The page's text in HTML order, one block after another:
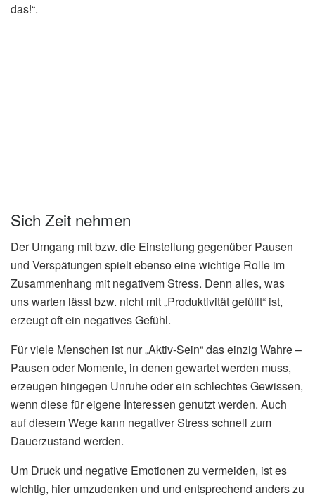
das!“.
Sich Zeit nehmen
Der Umgang mit bzw. die Einstellung gegenüber Pausen
und Verspätungen spielt ebenso eine wichtige Rolle im
Zusammenhang mit negativem Stress. Denn alles, was
uns warten lässt bzw. nicht mit „Produktivität gefüllt“ ist,
erzeugt oft ein negatives Gefühl.
Für viele Menschen ist nur „Aktiv-Sein“ das einzig Wahre –
Pausen oder Momente, in denen gewartet werden muss,
erzeugen hingegen Unruhe oder ein schlechtes Gewissen,
wenn diese für eigene Interessen genutzt werden. Auch
auf diesem Wege kann negativer Stress schnell zum
Dauerzustand werden.
Um Druck und negative Emotionen zu vermeiden, ist es
wichtig, hier umzudenken und und entsprechend anders zu